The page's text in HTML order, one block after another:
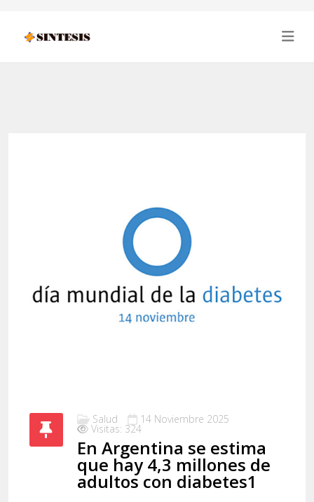
Salud 14 Noviembre 2025
Visitas: 324
En Argentina se estima
que hay 4,3 millones de
adultos con diabetes1